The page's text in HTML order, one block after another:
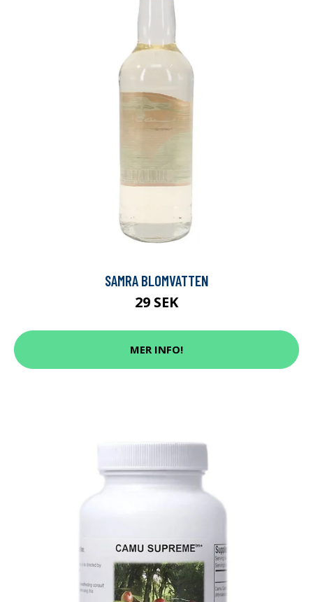
SAMRA BLOMVATTEN
29 SEK
MER INFO!